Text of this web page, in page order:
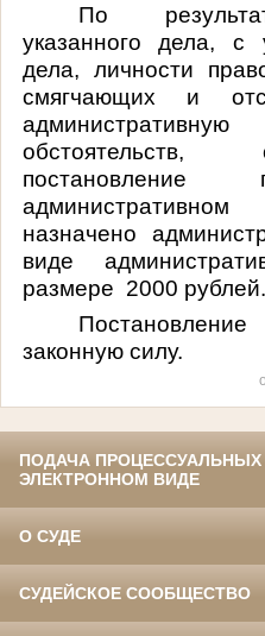
По
указанного дела, с
дела, личности
смягчающих и
назначено
виде
размере 2000 рублей.
законную силу.
ПОДАЧА
ЭЛЕКТРОННОМ ВИДЕ
О СУДЕ
СУДЕЙСКОЕ СООБЩЕСТВО